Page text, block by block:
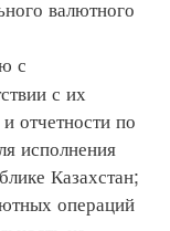
валютного
с
с их
отчетности по
исполнения
Казахстан;
операций